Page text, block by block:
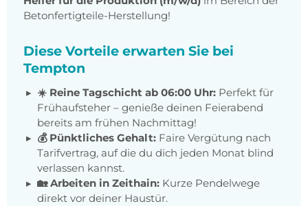
Betonfertigteile-Herstellung!
Diese Vorteile erwarten Sie bei
Tempton
☀️ Reine Tagschicht ab 06:00 Uhr: Perfekt für
Frühaufsteher – genieße deinen Feierabend
bereits am frühen Nachmittag!
💰 Pünktliches Gehalt: Faire Vergütung nach
Tarifvertrag, auf die du dich jeden Monat blind
verlassen kannst.
🏡 Arbeiten in Zeithain: Kurze Pendelwege
direkt vor deiner Haustür.